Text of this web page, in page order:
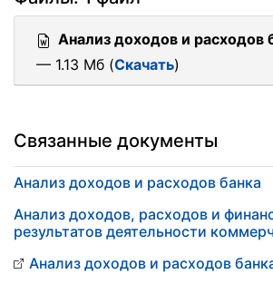
Анализ доходов и расходов
— 1.13 Мб (Скачать)
Связанные документы
Анализ доходов и расходов банка
Анализ доходов, расходов и
результатов деятельности
Анализ доходов и расходов